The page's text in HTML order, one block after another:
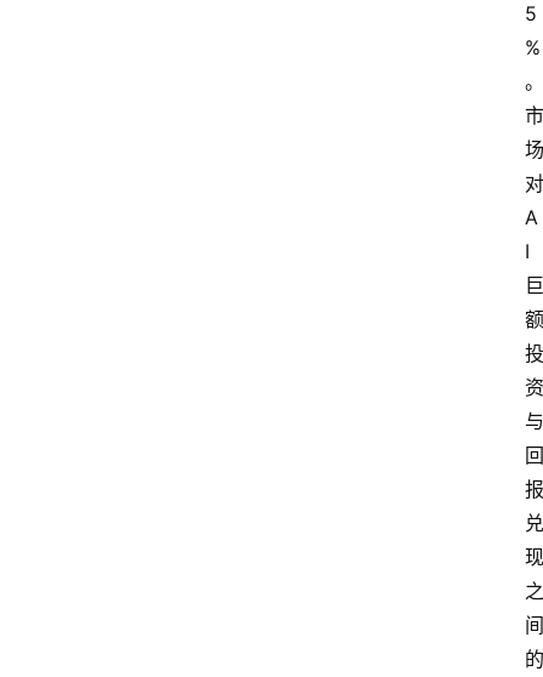
5
%
。
市
场
对
A
I
巨
额
投
资
与
回
报
兑
现
之
间
的